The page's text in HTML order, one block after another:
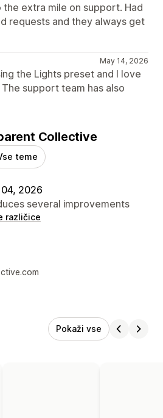
extra mile on support. Had
requests and they always get
May 14, 2026
the Lights preset and I love
support team has also
Collective
teme
2026
several improvements
različice
Pokaži vse